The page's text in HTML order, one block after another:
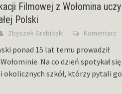
Filmowej z Wołomina uczy
Polski
Zbyszek Grabiński Komentarz
ponad 15 lat temu prowadził
Na co dzień spotykał się
okolicznych szkół, którzy pytali go